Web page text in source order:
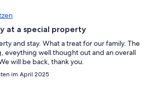
at a special property
and stay. What a treat for our family. The
eveything well thought out and an overall
will be back, thank you.
im April 2025